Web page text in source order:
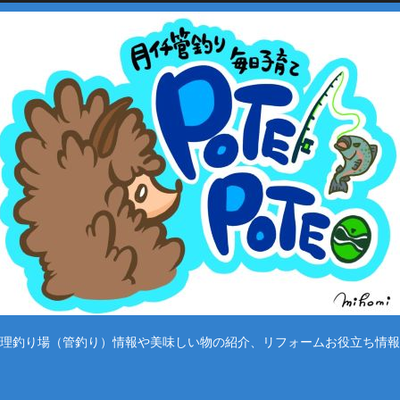
釣り場（管釣り）情報や美味しい物の紹介、リフォームお役立ち情